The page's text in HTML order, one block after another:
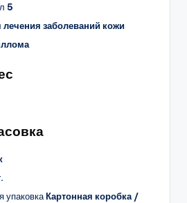
5
лечения заболеваний кожи
упаковкаКартонная коробка /